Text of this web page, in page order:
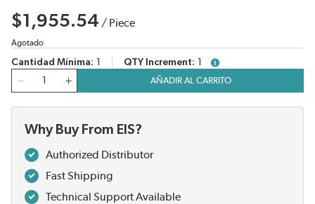
$1,955.54 / Piece
Agotado
Cantidad Mínima QTY Increment
more info
Cantidad
AÑADIR AL CARRITO
Why Buy From EIS?
Authorized Distributor
Fast Shipping
Technical Support Available